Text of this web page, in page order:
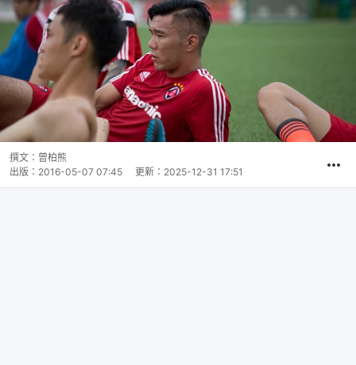
撰文： 曾柏熊
出版： 2016-05-07 07:45 更新： 2025-12-31 17:51